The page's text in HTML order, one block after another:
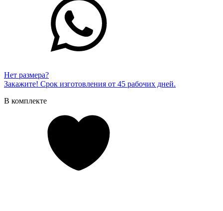
Нет размера?
Закажите! Срок изготовления от 45 рабочих дней.
В комплекте